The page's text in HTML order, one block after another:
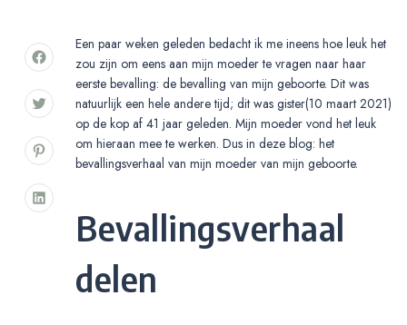
Een paar weken geleden bedacht ik me ineens hoe leuk het
zou zijn om eens aan mijn moeder te vragen naar haar
eerste bevalling: de bevalling van mijn geboorte. Dit was
natuurlijk een hele andere tijd; dit was gister(10 maart 2021)
op de kop af 41 jaar geleden. Mijn moeder vond het leuk
om hieraan mee te werken. Dus in deze blog: het
bevallingsverhaal van mijn moeder van mijn geboorte.
Bevallingsverhaal
delen